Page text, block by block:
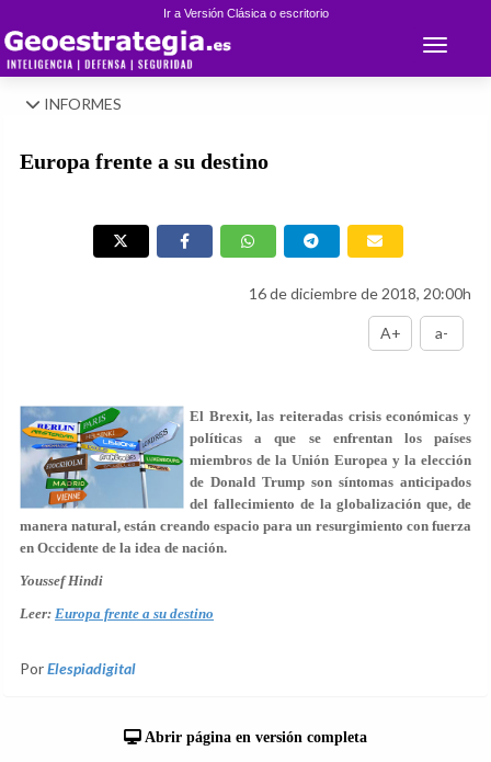
Ir a Versión Clásica o escritorio
Toggle
INFORMES
Europa frente a su destino
16 de diciembre de 2018, 20:00h
A+ a-
El Brexit, las reiteradas crisis económicas y
políticas a que se enfrentan los países
miembros de la Unión Europea y la elección
de Donald Trump son síntomas anticipados
del fallecimiento de la globalización que, de
manera natural, están creando espacio para un resurgimiento con fuerza
en Occidente de la idea de nación.
Youssef Hindi
Leer: Europa frente a su destino
PorElespiadigital
Abrir página en versión completa